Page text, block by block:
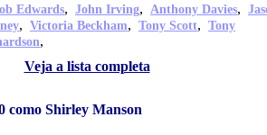
Edwards, John Irving, Anthony Davies,
, Victoria Beckham, Tony Scott, Tony
,
Veja a lista completa
como Shirley Manson